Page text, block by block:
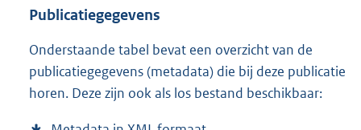
o
d
p
u
n
s
g
r
l
a
d
p
a
d
s
g
n
o
a
d
t
n
d
s
w
l
o
a
s
a
n
d
Publicatiegegevens
Onderstaande tabel bevat een overzicht van de
publicatiegegevens (metadata) die bij deze publicatie
horen. Deze zijn ook als los bestand beschikbaar: